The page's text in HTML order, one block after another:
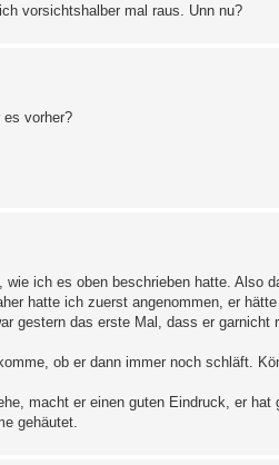
vorsichtshalber mal raus. Unn nu?
es vorher?
ich es oben beschrieben hatte. Also
hatte ich zuerst angenommen, er
gestern das erste Mal, dass er
ob er dann immer noch schläft.
macht er einen guten Eindruck, er
gehäutet.